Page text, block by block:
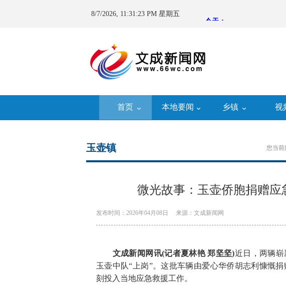
8/7/2026, 11:31:23 PM 星期五
首页 本地要闻 乡镇 视
您当前
玉壶镇
微光故事：玉壶侨胞捐赠应
发布时间：2026年04月08日 来源：文成新闻网
文成新闻网讯(记者夏林艳 郑坚坚)近日，两辆
玉壶中队“上岗”。这批车辆由爱心华侨胡志利慷慨
刻投入当地应急救援工作。